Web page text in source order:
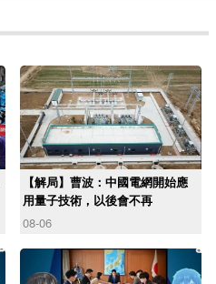
【解局】曹波：中國電網開始應
用量子技術，以後會不再
08-06